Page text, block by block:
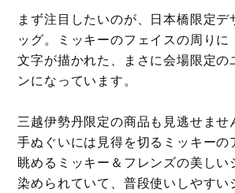
まず注目したいのが、日本橋限定
ッグ。ミッキーのフェイスの周り
文字が描かれた、まさに会場限定の
ンになっています。
三越伊勢丹限定の商品も見逃せませ
手ぬぐいには見得を切るミッキーの
眺めるミッキー＆フレンズの美しい
染められていて、普段使いしやすい